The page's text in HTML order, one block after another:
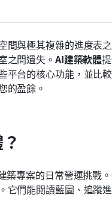
間與極其複雜的進度表
之間遺失。 AI建築軟體
平台的核心功能，並比
的盈餘。
築專案的日常營運挑戰
它們能閱讀藍圖、追蹤